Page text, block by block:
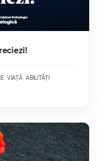
VIAȚĂ ABILITĂȚI